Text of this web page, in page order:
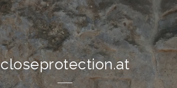
closeprotection.at